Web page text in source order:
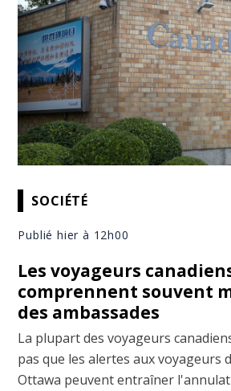
SOCIÉTÉ
Publié hier à 12h00
Les voyageurs
comprennent souvent
des ambassades
La plupart des voyageurs
pas que les alertes aux voyageurs
Ottawa peuvent entraîner